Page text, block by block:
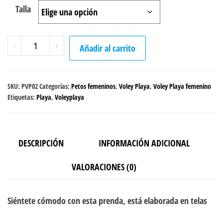
Talla
-
Peto
Voley
"Dawn"
cantidad
+ Añadir al carrito
SKU: PVP02Categorías: Petos femeninos, Voley Playa, Voley Playa femenino
Etiquetas: Playa, Voleyplaya
DESCRIPCIÓN
INFORMACIÓN ADICIONAL
VALORACIONES (0)
Siéntete cómodo con esta prenda, está elaborada en telas